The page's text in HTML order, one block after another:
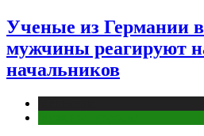
Ученые из Германии
мужчины реагируют
начальников